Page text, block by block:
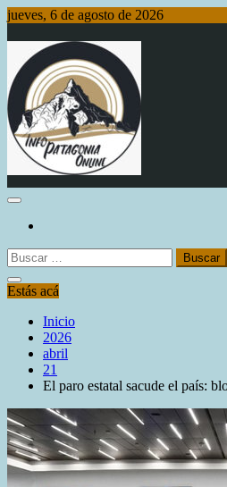
Saltar
contenido
jueves, 6 de agosto de 2026
Info Patagonia Online
Buscar:
Estás acá
Inicio
2026
abril
21
El paro estatal sacude el país: